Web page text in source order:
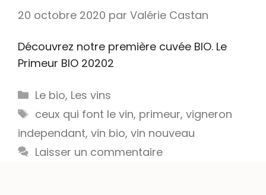
20 octobre 2020 par Valérie Castan
Découvrez notre première cuvée BIO. Le
Primeur BIO 20202
Catégories
Le bio, Les vins
Étiquettes
ceux qui font le vin, primeur, vigneron
independant, vin bio, vin nouveau
Laisser un commentaire